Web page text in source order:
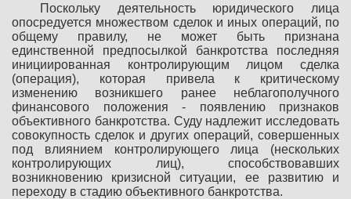
Поскольку деятельность юридического лица
опосредуется множеством сделок и иных операций, по
общему правилу, не может быть признана
единственной предпосылкой банкротства последняя
инициированная контролирующим лицом сделка
(операция), которая привела к критическому
изменению возникшего ранее неблагополучного
финансового положения - появлению признаков
объективного банкротства. Суду надлежит исследовать
совокупность сделок и других операций, совершенных
под влиянием контролирующего лица (нескольких
контролирующих лиц), способствовавших
возникновению кризисной ситуации, ее развитию и
переходу в стадию объективного банкротства.